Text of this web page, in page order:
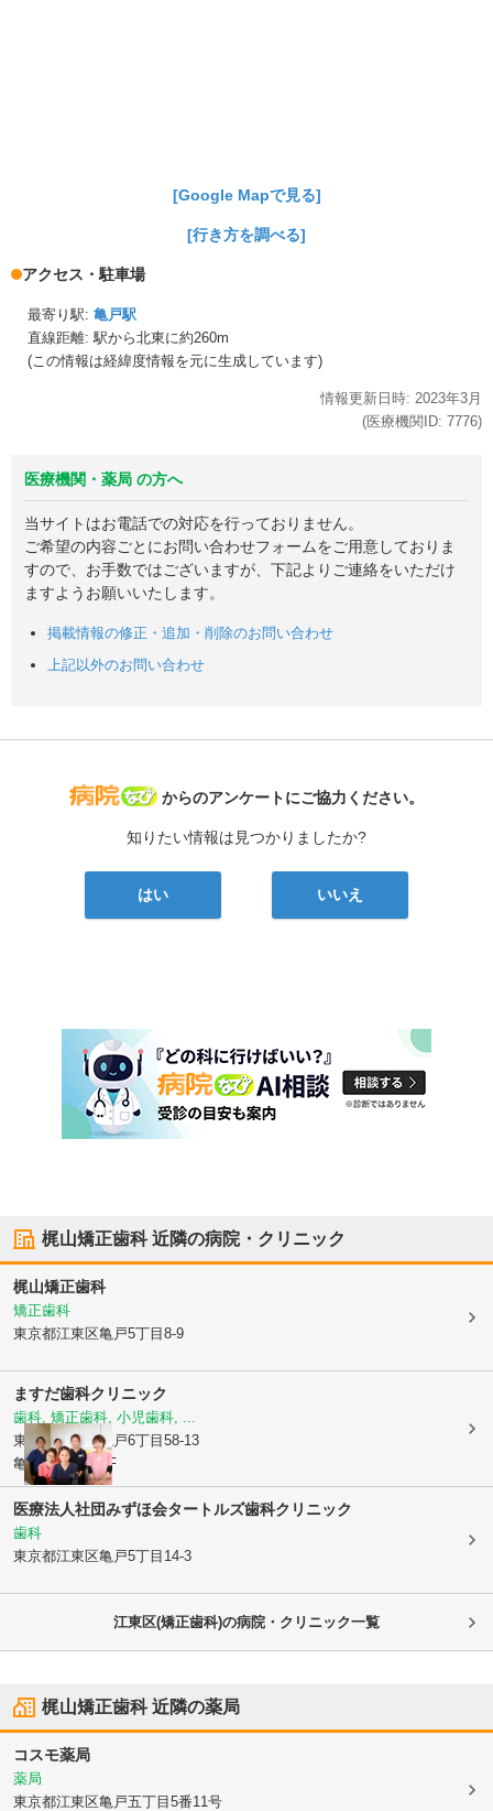
[Google Mapで見る]
[行き方を調べる]
アクセス・駐車場
最寄り駅: 亀戸駅
直線距離: 駅から北東に約260m
(この情報は経緯度情報を元に生成しています)
情報更新日時: 2023年3月
(医療機関ID: 7776)
医療機関・薬局 の方へ
当サイトはお電話での対応を行っておりません。
ご希望の内容ごとにお問い合わせフォームをご用意しておりま
すので、お手数ではございますが、下記よりご連絡をいただけ
ますようお願いいたします。
掲載情報の修正・追加・削除のお問い合わせ
上記以外のお問い合わせ
病院なび
からのアンケートにご協力ください。
知りたい情報は見つかりましたか?
はい いいえ
梶山矯正歯科近隣の病院・クリニック
梶山矯正歯科
矯正歯科
東京都江東区亀戸5丁目8-9
ますだ歯科クリニック
歯科, 矯正歯科, 小児歯科, ...
東京都江東区亀戸6丁目58-13
亀戸S&Sビル3F
医療法人社団みずほ会タートルズ歯科クリニック
歯科
東京都江東区亀戸5丁目14-3
江東区(矯正歯科)の病院・クリニック一覧
梶山矯正歯科近隣の薬局
コスモ薬局
薬局
東京都江東区亀戸五丁目5番11号